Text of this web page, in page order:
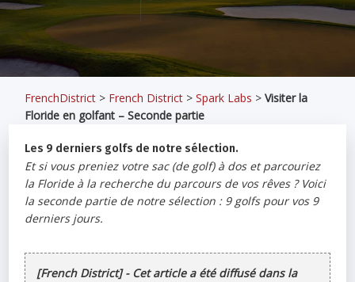
FrenchDistrict > French District >Spark Labs >Visiter la
Floride en golfant – Seconde partie
Les 9 derniers golfs de notre sélection.
Et si vous preniez votre sac (de golf) à dos et parcouriez
la Floride à la recherche du parcours de vos rêves ? Voici
la seconde partie de notre sélection : 9 golfs pour vos 9
derniers jours.
[French District] - Cet article a été diffusé dans la